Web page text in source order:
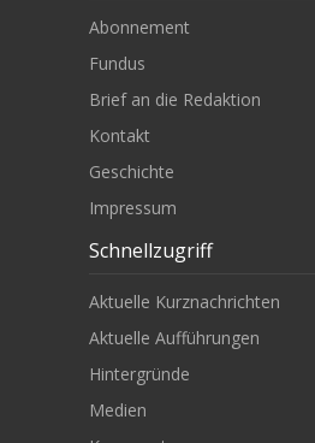
Abonnement
Fundus
Brief an die Redaktion
Kontakt
Geschichte
Impressum
Schnellzugriff
Aktuelle Kurznachrichten
Aktuelle Aufführungen
Hintergründe
Medien